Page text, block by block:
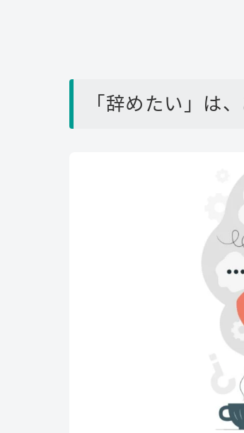
「辞めたい」は